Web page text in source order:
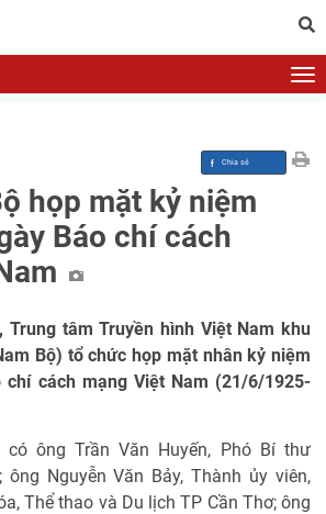
họp mặt kỷ niệm
Báo chí cách
Trung tâm Truyền hình Việt Nam khu
Bộ) tổ chức họp mặt nhân kỷ niệm
chí cách mạng Việt Nam (21/6/1925-
ông Trần Văn Huyến, Phó Bí thư
ông Nguyễn Văn Bảy, Thành ủy viên,
Thể thao và Du lịch TP Cần Thơ; ông